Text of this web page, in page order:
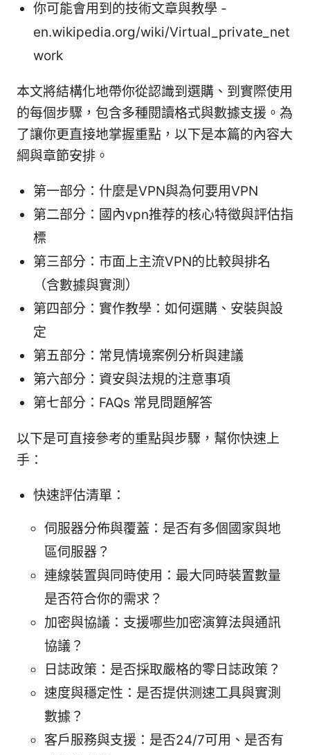
你可能會用到的技術文章與教學 -
en.wikipedia.org/wiki/Virtual_private_net
work
本文將結構化地帶你從認識到選購、到實際使用
的每個步驟，包含多種閱讀格式與數據支援。為
了讓你更直接地掌握重點，以下是本篇的內容大
綱與章節安排。
第一部分：什麼是VPN與為何要用VPN
第二部分：國內vpn推荐的核心特徵與評估指
標
第三部分：市面上主流VPN的比較與排名
（含數據與實測）
第四部分：實作教學：如何選購、安裝與設
定
第五部分：常見情境案例分析與建議
第六部分：資安與法規的注意事項
第七部分：FAQs 常見問題解答
以下是可直接參考的重點與步驟，幫你快速上
手：
快速評估清單：
伺服器分佈與覆蓋：是否有多個國家與地
區伺服器？
連線裝置與同時使用：最大同時裝置數量
是否符合你的需求？
加密與協議：支援哪些加密演算法與通訊
協議？
日誌政策：是否採取嚴格的零日誌政策？
速度與穩定性：是否提供测速工具與實測
數據？
客戶服務與支援：是否24/7可用、是否有